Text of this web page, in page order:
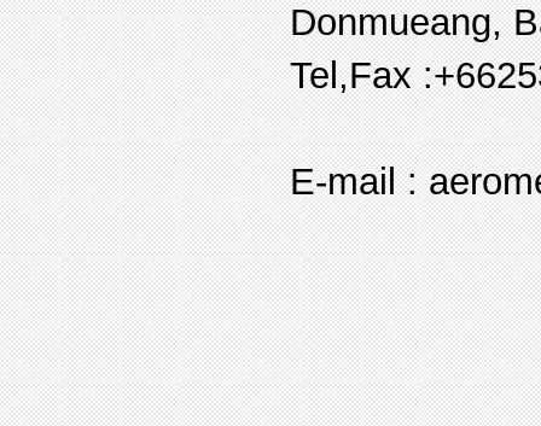
Donmueang,
Tel,Fax
E-mail :